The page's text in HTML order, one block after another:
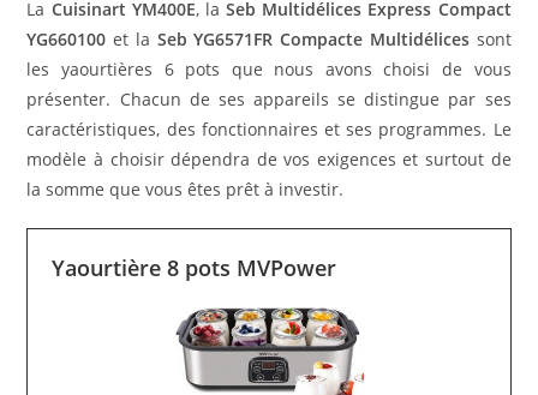
La Cuisinart YM400E, laSeb Multidélices Express Compact
YG660100 et la Seb YG6571FR Compacte Multidélicessont
les yaourtières 6 pots que nous avons choisi de vous
présenter. Chacun de ses appareils se distingue par ses
caractéristiques, des fonctionnaires et ses programmes. Le
modèle à choisir dépendra de vos exigences et surtout de
la somme que vous êtes prêt à investir.
Yaourtière 8 pots MVPower